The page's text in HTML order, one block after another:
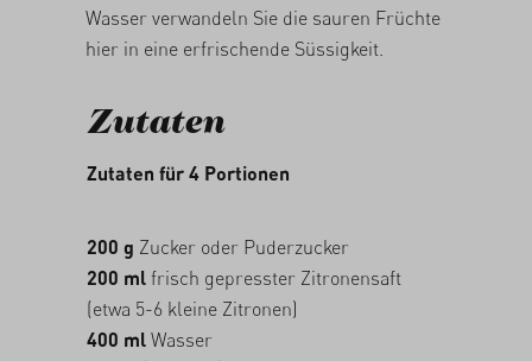
Wasser verwandeln Sie die sauren Früchte
hier in eine erfrischende Süssigkeit.
Zutaten
Zutaten für 4 Portionen
200 g Zucker oder Puderzucker
200 ml frisch gepresster Zitronensaft
(etwa 5-6 kleine Zitronen)
400 ml Wasser